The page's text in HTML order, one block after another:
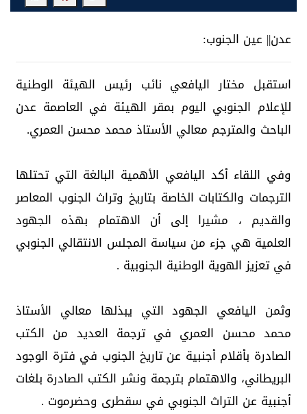
عدن|| عين الجنوب:
استقبل مختار اليافعي نائب رئيس الهيئة الوطنية
للإعلام الجنوبي اليوم بمقر الهيئة في العاصمة عدن
الباحث والمترجم معالي الأستاذ محمد محسن العمري.
وفي اللقاء أكد اليافعي الأهمية البالغة التي تحتلها
الترجمات والكتابات الخاصة بتاريخ وتراث الجنوب المعاصر
والقديم ، مشيرا إلى أن الاهتمام بهذه الجهود
العلمية هي جزء من سياسة المجلس الانتقالي الجنوبي
في تعزيز الهوية الوطنية الجنوبية .
وثمن اليافعي الجهود التي يبذلها معالي الأستاذ
محمد محسن العمري في ترجمة العديد من الكتب
الصادرة بأقلام أجنبية عن تاريخ الجنوب في فترة الوجود
البريطاني، والاهتمام بترجمة ونشر الكتب الصادرة بلغات
أجنبية عن التراث الجنوبي في سقطرى وحضرموت .